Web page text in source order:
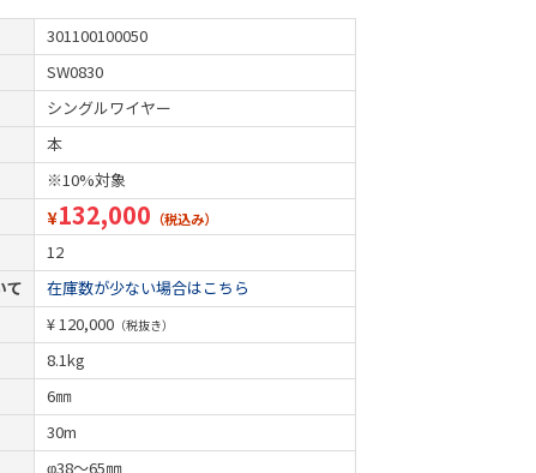
301100100050
SW0830
シングルワイヤー
本
※10%対象
¥132,000 （税込み）
12
て
在庫数が少ない場合はこちら
¥ 120,000 （税抜き）
8.1kg
6㎜
30m
φ38～65㎜